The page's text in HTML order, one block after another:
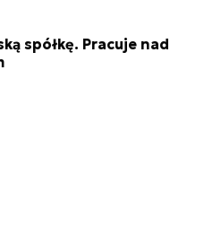
spółkę. Pracuje nad